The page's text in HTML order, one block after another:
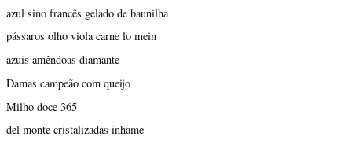
azul sino francês gelado de baunilha
pássaros olho viola carne lo mein
azuis amêndoas diamante
Damas campeão com queijo
Milho doce 365
del monte cristalizadas inhame